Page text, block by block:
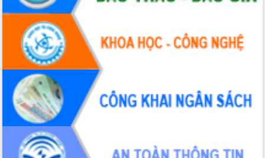
Hội thảo khoa học “Giải pháp thúc đẩy
phát triển nền kinh tế xanh tại tỉnh
Đắk Lắk”
Tăng cường giám sát, đôn đốc thực
hiện nhiệm vụ quản lý tài sản công
hàng tuần
Tháo gỡ những vướng mắc, đẩy mạnh
công tác cải cách thủ tục hành chính
tại Trung tâm Phục vụ hành chính
công tỉnh
Đắk Lắk: Tôn vinh 46 giải pháp tại Hội
thi Sáng tạo Kỹ thuật 2024 - 2025